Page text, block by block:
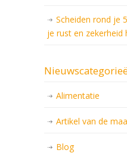
Scheiden rond je
je rust en zekerheid
Alimentatie
Artikel van de
Blog